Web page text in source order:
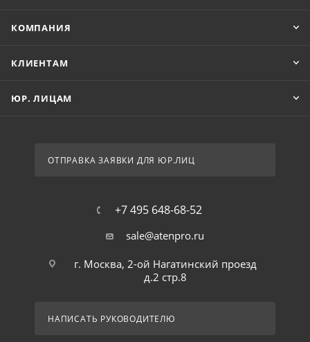
КОМПАНИЯ
КЛИЕНТАМ
ЮР. ЛИЦАМ
ОТПРАВКА ЗАЯВКИ ДЛЯ ЮР.ЛИЦ
+7 495 648-68-52
sale@atenpro.ru
г. Москва, 2-ой Нагатинский проезд
д.2 стр.8
НАПИСАТЬ РУКОВОДИТЕЛЮ